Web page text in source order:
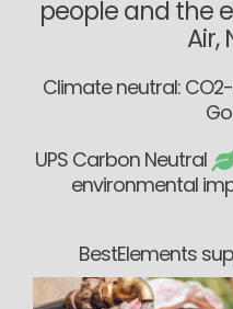
people and the
Air,
Climate neutral:
UPS Carbon Neutral
environmental
BestElements